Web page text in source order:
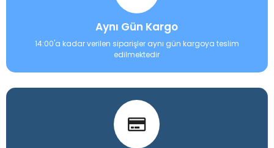
Aynı Gün Kargo
14:00'a kadar verilen siparişler aynı gün kargoya teslim
edilmektedir